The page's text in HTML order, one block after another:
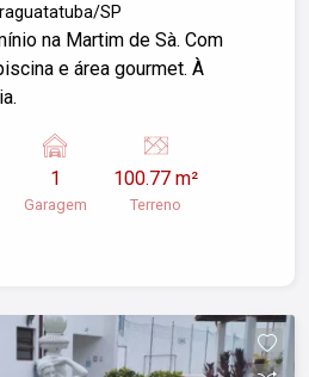
SP
na Martim de Sà. Com
e área gourmet. À
1
Garagem
100.77 m²
Terreno